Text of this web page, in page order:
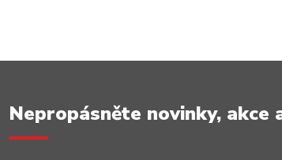
Nepropásněte novinky, akce